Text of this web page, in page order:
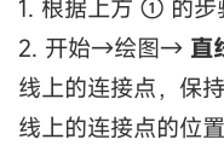
1. 根据上方 ① 的步
2. 开始→绘图→ 直
线上的连接点，保
线上的连接点的位